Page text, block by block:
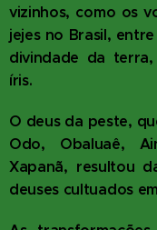
vizinhos, como os
jejes no Brasil,
divindade da
íris.
O deus da peste,
Odo, Obaluaê,
Xapanã, resultou
deuses cultuados